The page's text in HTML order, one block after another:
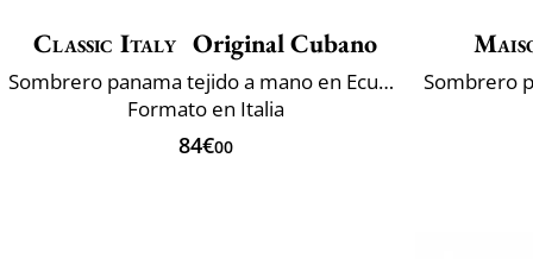
Classic Italy Original Cubano
Sombrero panama tejido a mano en Ecuador
Formato en Italia
84€00